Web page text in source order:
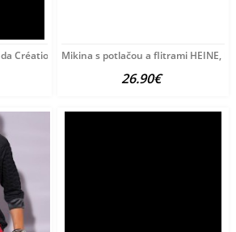
Création L, čierno-piesková
Mikina s potlačou a flitrami HEINE,
26.90€